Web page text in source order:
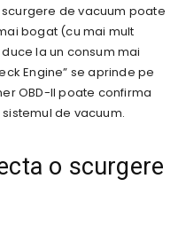
de vacuum poate
bogat (cu mai mult
la un consum mai
Engine” se aprinde pe
OBD-II poate confirma
de vacuum.
o scurgere